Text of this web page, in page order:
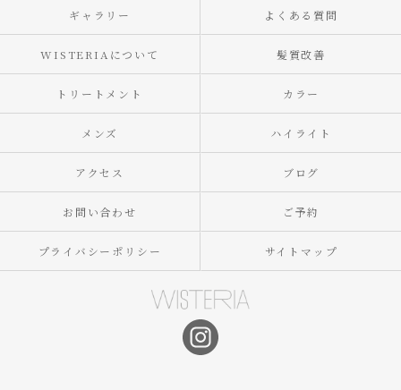
ギャラリー よくある質問
WISTERIAについて 髪質改善
トリートメント カラー
メンズ ハイライト
アクセス ブログ
お問い合わせ ご予約
プライバシーポリシー サイトマップ